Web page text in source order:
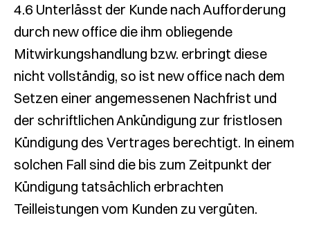
4.6 Unterlässt der Kunde nach Aufforderung
durch new office die ihm obliegende
Mitwirkungshandlung bzw. erbringt diese
nicht vollständig, so ist new office nach dem
Setzen einer angemessenen Nachfrist und
der schriftlichen Ankündigung zur fristlosen
Kündigung des Vertrages berechtigt. In einem
solchen Fall sind die bis zum Zeitpunkt der
Kündigung tatsächlich erbrachten
Teilleistungen vom Kunden zu vergüten.